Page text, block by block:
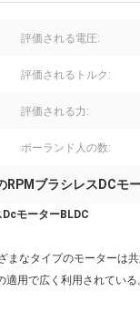
評価される電圧:
評価されるトルク:
評価される力:
ポーランド人の数:
RPMブラシレスDCモ
モーターBLDC
なタイプのモーターは
用で広く利用されてい